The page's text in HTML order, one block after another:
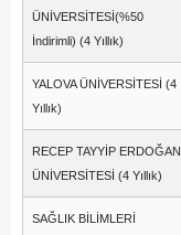
ÜNİVERSİTESİ(%50
İndirimli) (4 Yıllık)
YALOVA ÜNİVERSİTESİ (4
Yıllık)
RECEP TAYYİP ERDOĞAN
ÜNİVERSİTESİ (4 Yıllık)
SAĞLIK BİLİMLERİ